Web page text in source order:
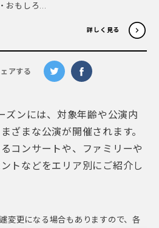
おもしろ...
詳しく見る
アする
ズンには、対象年齢や公演内
ざまな公演が開催されます。
コンサートや、ファミリーや
トなどをエリア別にご紹介し
変更になる場合もありますので、各